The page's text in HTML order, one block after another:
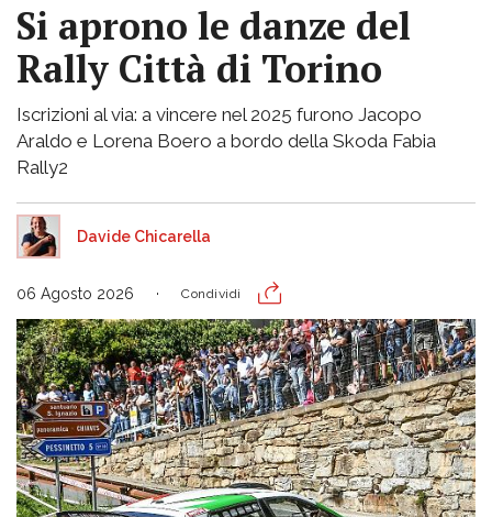
Si aprono le danze del
Rally Città di Torino
Iscrizioni al via: a vincere nel 2025 furono Jacopo
Araldo e Lorena Boero a bordo della Skoda Fabia
Rally2
Davide Chicarella
06 Agosto 2026 Condividi